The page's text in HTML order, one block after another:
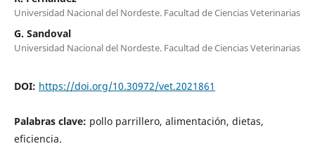
Universidad Nacional del Nordeste. Facultad de Ciencias Veterinarias
G. Sandoval
Universidad Nacional del Nordeste. Facultad de Ciencias Veterinarias
DOI: https://doi.org/10.30972/vet.2021861
Palabras clave: pollo parrillero, alimentación, dietas,
eficiencia.